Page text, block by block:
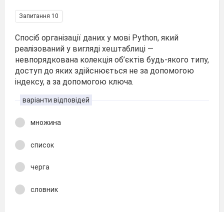
Запитання 10
Спосіб організації даних у мові Python, який
реалізований у вигляді хештаблиці —
невпорядкована колекція об’єктів будь-якого типу,
доступ до яких здійснюється не за допомогою
індексу, а за допомогою ключа.
варіанти відповідей
множина
список
черга
словник